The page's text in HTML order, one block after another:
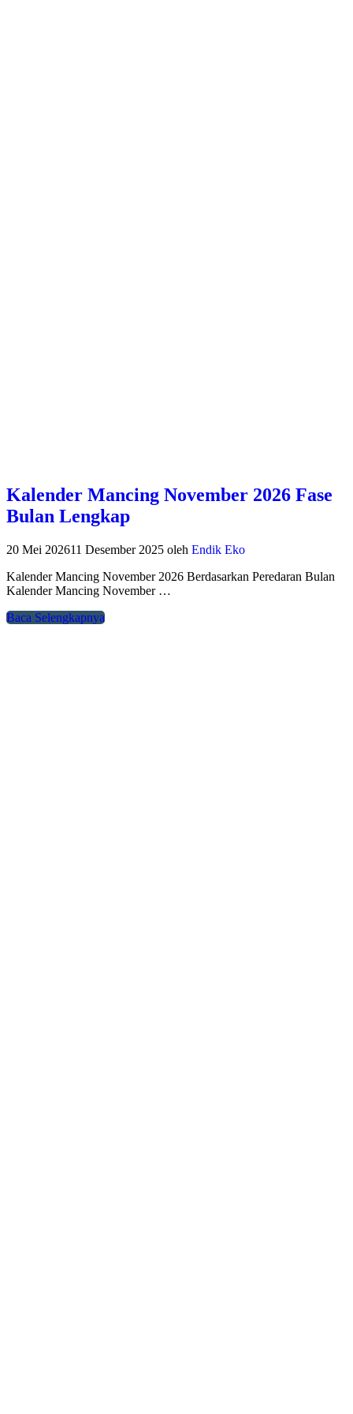
Kalender Mancing November 2026 Fase
Bulan Lengkap
20 Mei 202611 Desember 2025 oleh Endik Eko
Kalender Mancing November 2026 Berdasarkan Peredaran Bulan
Kalender Mancing November …
Baca Selengkapnya